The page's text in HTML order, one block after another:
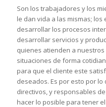
Son los trabajadores y los
le dan vida a las mismas;
desarrollar los procesos
desarrollar servicios y
quienes atienden a
situaciones de forma
para que el cliente este
deseados. Es por esto por
directivos, y responsables
hacer lo posible para tener